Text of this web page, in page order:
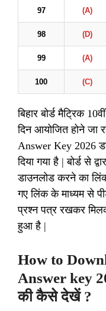
97 (A)
98 (D)
99 (A)
100 (C)
बिहार बोर्ड मैट्रिक 10वीं
दिन आयोजित होने जा
Answer Key 2026
दिया गया है | बोर्ड से
डाउनलोड करने का लिंक
गए लिंक के माध्यम से
प्रश्न पत्र रखकर
हुआ है |
How to
Answer key
की कैसे देखें ?